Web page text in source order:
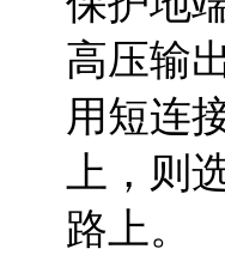
高压输
用短连
上，则
路上。